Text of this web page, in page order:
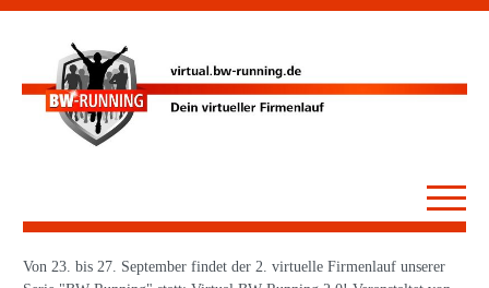
Von 23. bis 27. September findet der 2. virtuelle Firmenlauf unserer